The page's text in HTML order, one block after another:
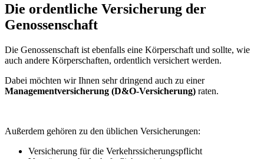
Die ordentliche Versicherung der
Genossenschaft
Die Genossenschaft ist ebenfalls eine Körperschaft und sollte, wie
auch andere Körperschaften, ordentlich versichert werden.
Dabei möchten wir Ihnen sehr dringend auch zu einer
Managementversicherung (D&O-Versicherung) raten.
Außerdem gehören zu den üblichen Versicherungen:
Versicherung für die Verkehrssicherungspflicht